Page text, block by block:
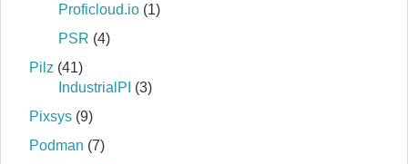
Proficloud.io (1)
PSR (4)
Pilz (41)
IndustrialPI (3)
Pixsys (9)
Podman (7)